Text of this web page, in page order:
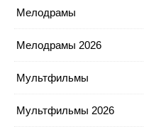
Мелодрамы
Мелодрамы 2026
Мультфильмы
Мультфильмы 2026